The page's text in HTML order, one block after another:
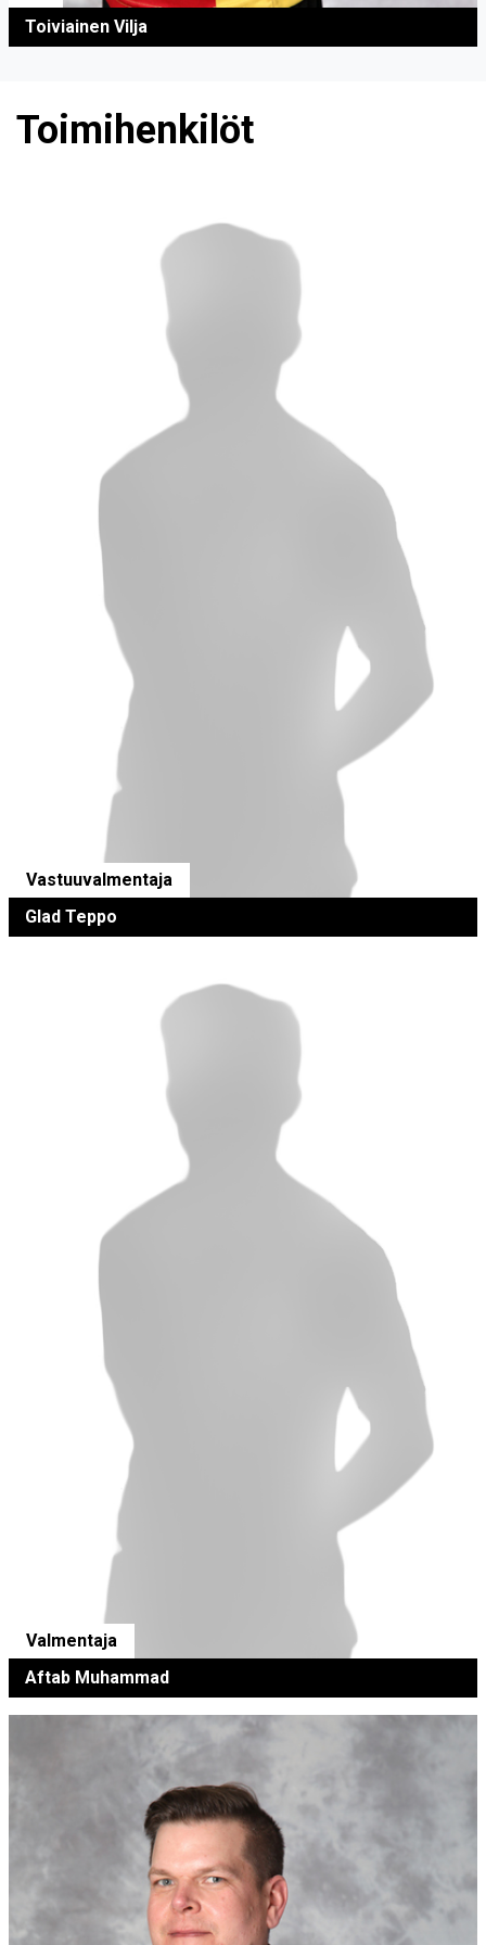
Toiviainen Vilja
Toimihenkilöt
Vastuuvalmentaja
Glad Teppo
Valmentaja
Aftab Muhammad